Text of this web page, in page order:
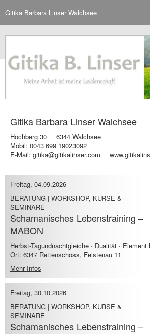
Gitika Barbara Linser Walchsee
Gitika Barbara Linser Walchsee
Hochberg 30
6344 Walchsee
Mobil: 0043 699 19023092
E-Mail: gitika@gitikalinser.com
Freitag, 04.09.2026
BERATUNG | WORKSHOP, KURSE &
SEMINARE
Schamanisches Lebenstraining –
MABON
Herbst-Tagundnachtgleiche · Dualität · Element
Ort: 6347 Rettenschöss, Feistenau 11
Mehr Infos
Freitag, 30.10.2026
BERATUNG | WORKSHOP, KURSE &
SEMINARE
Schamanisches Lebenstraining –